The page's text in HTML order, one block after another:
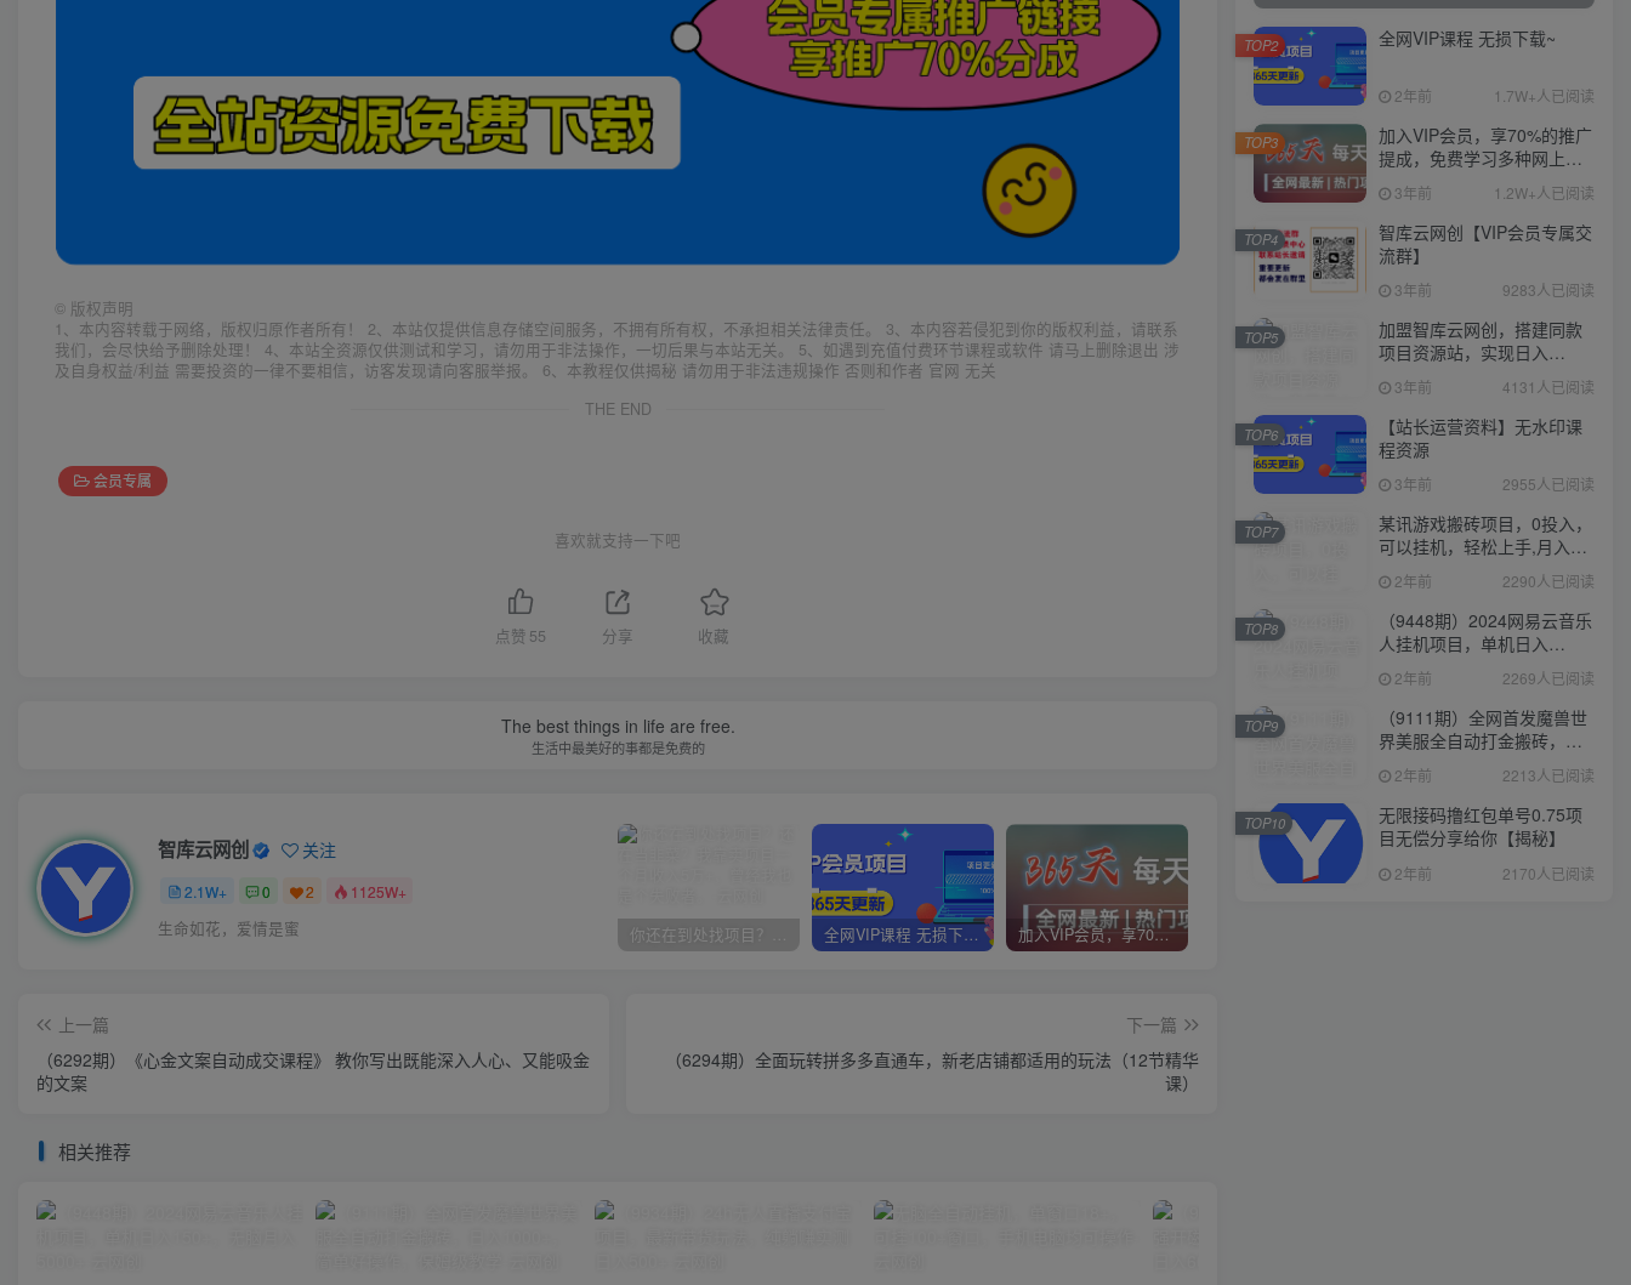
© 版权声明
1、本内容转载于网络，版权归原作者所有！ 2、本站仅提供信息存储空间服务，不拥有所有权，不承担相关法律责任。 3、本内容若侵犯到你的版权利益，请联系
我们，会尽快给予删除处理！ 4、本站全资源仅供测试和学习，请勿用于非法操作，一切后果与本站无关。 5、如遇到充值付费环节课程或软件 请马上删除退出 涉
及自身权益/利益 需要投资的一律不要相信，访客发现请向客服举报。 6、本教程仅供揭秘 请勿用于非法违规操作 否则和作者 官网 无关
THE END
会员专属
喜欢就支持一下吧
点赞 55 分享 收藏
The best things in life are free.
生活中最美好的事都是免费的
智库云网创 关注
2.1W+ 0 2 1125W+
生命如花，爱情是蜜 你还在到处找项目？还在当韭菜？我靠卖项目一个月收入5万+，曾经我也是个失败者。 全网VIP课程 无损下载~ 加入VIP会员，享70%的推广提成，免费学习多种网上创业课程，菜鸟秒变大神！
上一篇
（6292期）《心金文案自动成交课程》 教你写出既能深入人心、又能吸金
的文案
下一篇
（6294期）全面玩转拼多多直通车，新老店铺都适用的玩法（12节精华
课）
相关推荐
全网VIP课程 无损下载~
2年前 1.7W+人已阅读
TOP2
加入VIP会员，享70%的推广
提成，免费学习多种网上创
业课程，菜鸟秒变大神！
3年前 1.2W+人已阅读
TOP3
智库云网创【VIP会员专属交
流群】
3年前 9283人已阅读
TOP4
加盟智库云网创，搭建同款
项目资源站，实现日入
2000+
3年前 4131人已阅读
TOP5
【站长运营资料】无水印课
程资源
3年前 2955人已阅读
TOP6
某讯游戏搬砖项目，0投入，
可以挂机，轻松上手,月入
3000+上不封顶
2年前 2290人已阅读
TOP7
（9448期）2024网易云音乐
人挂机项目，单机日入
150+，无脑月入5000+
2年前 2269人已阅读
TOP8
（9111期）全网首发魔兽世
界美服全自动打金搬砖，日
入1000+，简单好操作，保
姆级教学
2年前 2213人已阅读
TOP9
无限接码撸红包单号0.75项
目无偿分享给你【揭秘】
2年前 2170人已阅读
TOP10